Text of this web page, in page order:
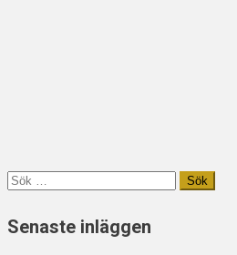
Sök
Senaste inläggen